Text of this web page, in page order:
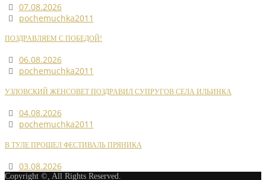
07.08.2026
pochemuchka2011
ПОЗДРАВЛЯЕМ С ПОБЕДОЙ!
06.08.2026
pochemuchka2011
УЗЛОВСКИЙ ЖЕНСОВЕТ ПОЗДРАВИЛ СУПРУГОВ СЕЛА ИЛЬИНКА
04.08.2026
pochemuchka2011
В ТУЛЕ ПРОШЕЛ ФЕСТИВАЛЬ ПРЯНИКА
03.08.2026
Copyright ©, All Rights Reserved.